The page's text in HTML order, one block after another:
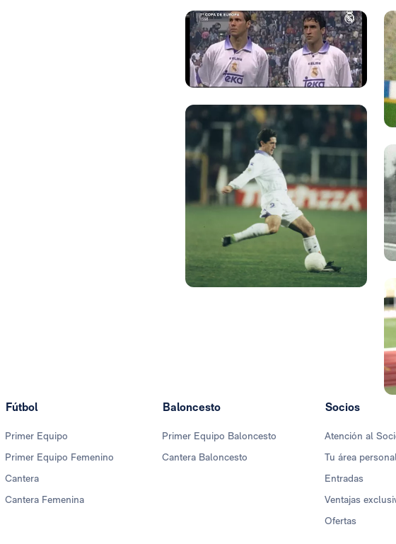
Foto: Real Madrid
Fútbol
Primer Equipo
Primer Equipo Femenino
Cantera
Cantera Femenina
Baloncesto
Primer Equipo Baloncesto
Cantera Baloncesto
Socios
Atención al
Tu área personal
Entradas
Ventajas
Ofertas